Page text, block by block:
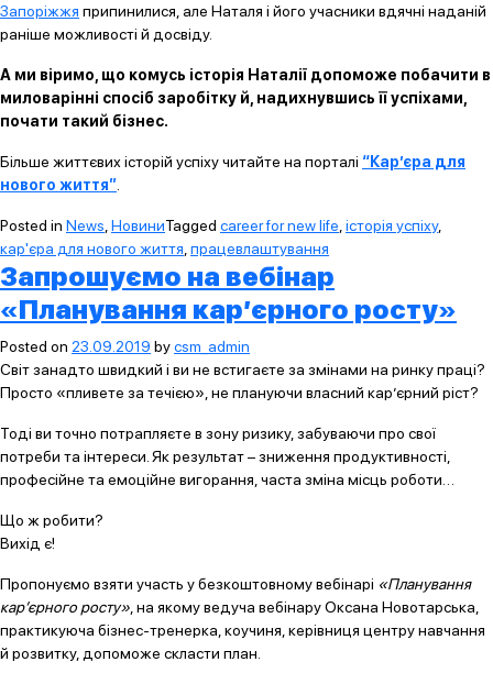
Запоріжжя припинилися, але Наталя і його учасники вдячні наданій
раніше можливості й досвіду.
А ми віримо, що комусь історія Наталії допоможе побачити в
миловарінні спосіб заробітку й, надихнувшись її успіхами,
почати такий бізнес.
Більше життєвих історій успіху читайте на порталі “Кар’єра для
нового життя”
Posted in News НовиниTagged career for new life історія успіху,
кар'єра для нового життя працевлаштування
Запрошуємо на вебінар
«Планування кар’єрного росту»
Posted on 23.09.2019 bycsm_admin
Світ занадто швидкий і ви не встигаєте за змінами на ринку праці?
Просто «пливете за течією», не плануючи власний кар’єрний ріст?
Тоді ви точно потрапляєте в зону ризику, забуваючи про свої
потреби та інтереси. Як результат – зниження продуктивності,
професійне та емоційне вигорання, часта зміна місць роботи…
Що ж робити?
Вихід є!
Пропонуємо взяти участь у безкоштовному вебінарі «Планування
кар’єрного росту» , на якому ведуча вебінару Оксана Новотарська,
практикуюча бізнес-тренерка, коучиня, керівниця центру навчання
й розвитку, допоможе скласти план.